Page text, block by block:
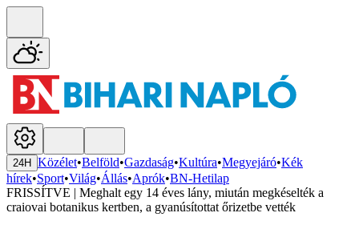
24H Közélet•Belföld•Gazdaság•Kultúra•Megyejáró•Kék
hírek•Sport•Világ•Állás•Aprók•BN-Hetilap
FRISSÍTVE | Meghalt egy 14 éves lány, miután megkéselték a
craiovai botanikus kertben, a gyanúsítottat őrizetbe vették